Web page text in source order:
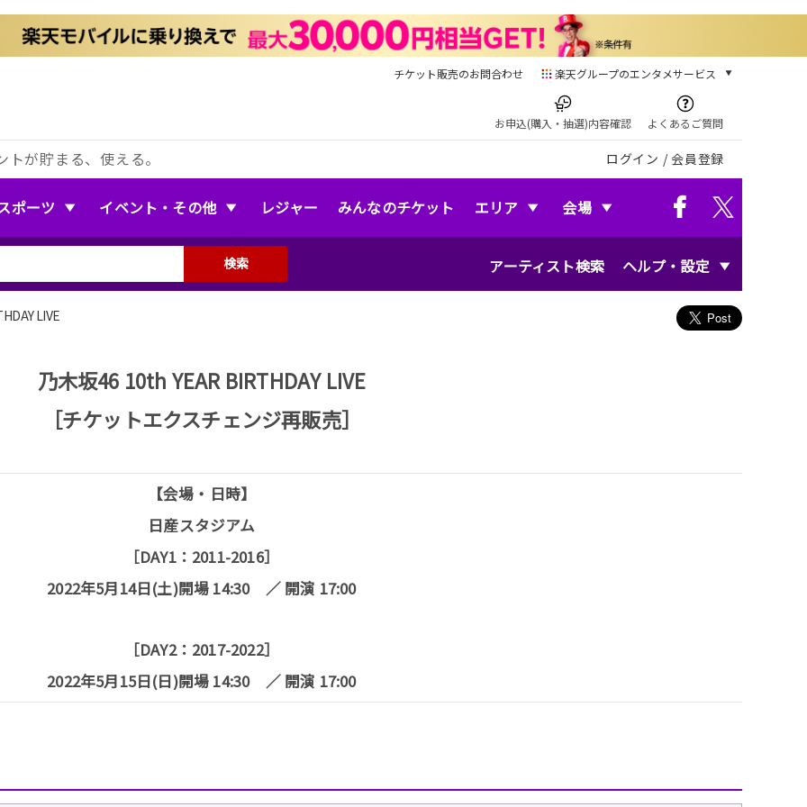
チケット販売のお問合わせ 楽天グループのエンタメサービス
本/ゲーム/CD/DVD
楽天ブックス
電子書籍
楽天Kobo
音楽配信
お申込(購入・抽選)内容確認 よくあるご質問
が貯まる、使える。 ログイン / 会員登録
ポーツ イベント・その他 レジャー みんなのチケット エリア 会場
アーティスト検索 ヘルプ・設定
検索
LIVE
乃木坂46 10th YEAR BIRTHDAY LIVE
［チケットエクスチェンジ再販売］
【会場・日時】
日産スタジアム
［DAY1：2011-2016］
2022年5月14日(土)開場 14:30 ／ 開演 17:00
［DAY2：2017-2022］
2022年5月15日(日)開場 14:30 ／ 開演 17:00